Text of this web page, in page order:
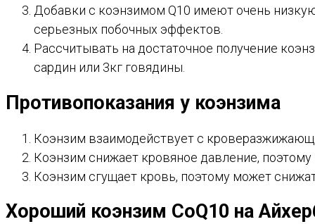
Добавки с коэнзимом Q10 имеют очень
серьезных побочных эффектов.
Рассчитывать на достаточное получение
сардин или 3кг говядины.
Противопоказания у коэнзима
Коэнзим взаимодействует с
Коэнзим снижает кровяное давление,
Коэнзим сгущает кровь, поэтому может
Хороший коэнзим CoQ10 на